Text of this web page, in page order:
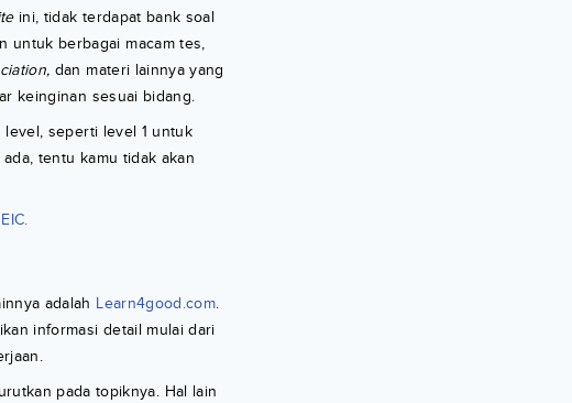
ini, tidak terdapat bank soal
untuk berbagai macam tes,
dan materi lainnya yang
keinginan sesuai bidang.
seperti level 1 untuk
tentu kamu tidak akan
adalah Learn4good.com.
informasi detail mulai dari
pada topiknya. Hal lain